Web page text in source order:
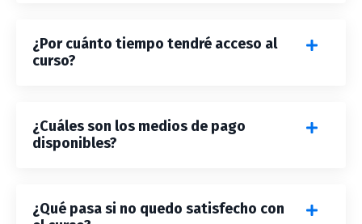
¿Por cuánto tiempo tendré acceso al
curso?
¿Cuáles son los medios de pago
disponibles?
¿Qué pasa si no quedo satisfecho con